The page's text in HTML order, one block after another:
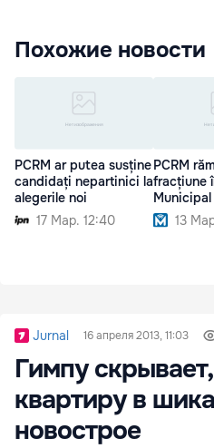
Похожие новости
PCRM ar putea susține
candidați nepartinici la
alegerile noi
17 Мар. 12:40
PCRM
fracțiune
13
Jurnal 16 апреля 2013, 11:03
Гимпу
квартиру в
новострое